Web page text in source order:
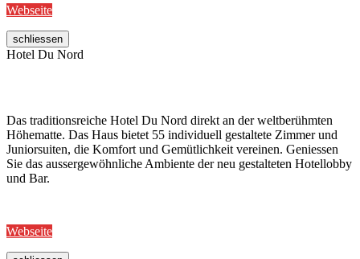
Webseite
schliessen
Hotel Du Nord
Das traditionsreiche Hotel Du Nord direkt an der weltberühmten
Höhematte. Das Haus bietet 55 individuell gestaltete Zimmer und
Juniorsuiten, die Komfort und Gemütlichkeit vereinen. Geniessen
Sie das aussergewöhnliche Ambiente der neu gestalteten Hotellobby
und Bar.
Webseite